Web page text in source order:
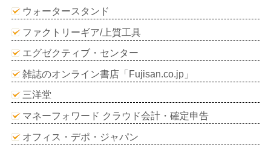
ウォータースタンド
ファクトリーギア/上質工具
エグゼクティブ・センター
雑誌のオンライン書店「Fujisan.co.jp」
三洋堂
マネーフォワード クラウド会計・確定申告
オフィス・デポ・ジャパン